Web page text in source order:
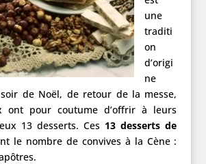
une
traditi
on
d’origi
ne
soir de Noël, de retour de la messe,
ont pour coutume d’offrir à leurs
13 desserts. Ces 13 desserts de
le nombre de convives à la Cène :